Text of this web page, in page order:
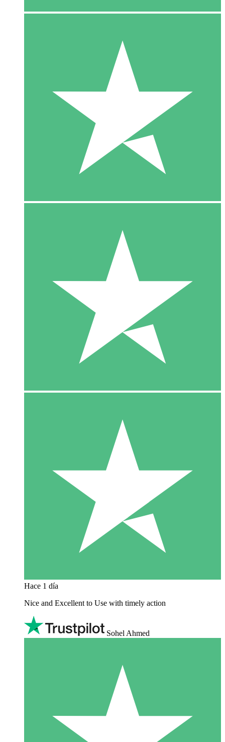
Hace 1 día
Nice and Excellent to Use with timely action
Sohel Ahmed